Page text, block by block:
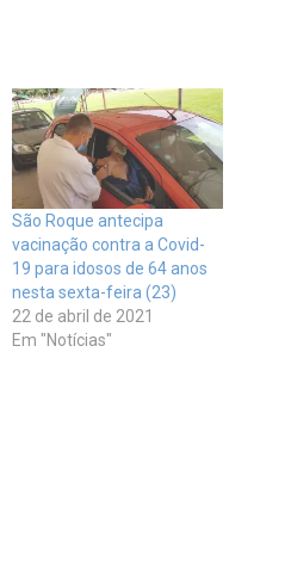
São Roque antecipa
vacinação contra a Covid-
19 para idosos de 64 anos
nesta sexta-feira (23)
22 de abril de 2021
Em "Notícias"